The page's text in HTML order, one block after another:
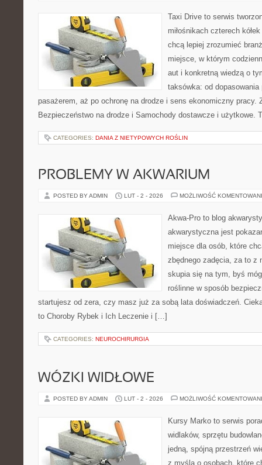
Taxi Drive to serwis
miłośnikach czterech
chcą lepiej zrozumieć
miejsce, w którym
aut i konkretną wiedzą o
taksówka: od
pasażerem, aż po ochronę na drodze i sens ekonomiczny pracy.
Bezpieczeństwo na drodze i Samochody dostawcze i użytkowe.
CATEGORIES: DANIA Z NIETYPOWYCH ROŚLIN
PROBLEMY W AKWARIUM
POSTED BY ADMIN LUT - 2 - 2026 MOŻLIWOŚĆ
Akwa-Pro to blog
akwarystyczna jest
miejsce dla osób, które
zbędnego zadęcia, za to z
skupia się na tym, byś
roślinne w sposób
startujesz od zera, czy masz już za sobą lata doświadczeń.
to Choroby Rybek i Ich Leczenie i […]
CATEGORIES: NEUROCHIRURGIA
WÓZKI WIDŁOWE
POSTED BY ADMIN LUT - 2 - 2026 MOŻLIWOŚĆ
Kursy Marko to serwis
widlaków, sprzętu
jedną, spójną przestrzeń
z myślą o osobach, które